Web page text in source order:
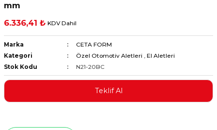
ve Multimetreler
ve Penseler
mm
6.336,41 ₺ KDV Dahil
Marka
CETA FORM
Kategori
Özel Otomotiv Aletleri , El Aletleri
Stok Kodu
N21-20BC
Teklif Al